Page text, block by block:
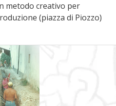
metodo creativo per
(piazza di Piozzo)